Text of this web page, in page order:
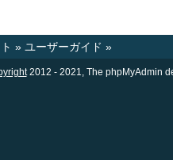
» ユーザーガイド »
2012 - 2021, The phpMyAdmin